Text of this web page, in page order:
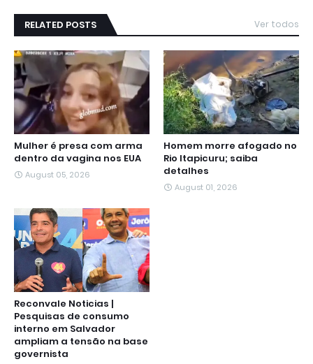
RELATED POSTS Ver todos
Mulher é presa com arma
dentro da vagina nos EUA
August 05, 2026
Homem morre afogado no
Rio Itapicuru; saiba
detalhes
August 01, 2026
Reconvale Noticias |
Pesquisas de consumo
interno em Salvador
ampliam a tensão na base
governista